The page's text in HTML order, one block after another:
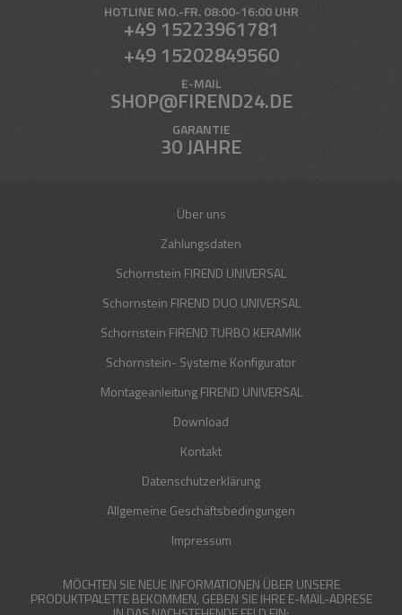
HOTLINE MO.-FR. 08:00-16:00 UHR
+49 15223961781
+49 15202849560
E-MAIL
SHOP@FIREND24.DE
GARANTIE
30 JAHRE
Über uns
Zahlungsdaten
Schornstein FIREND UNIVERSAL
Schornstein FIREND DUO UNIVERSAL
Schornstein FIREND TURBO KERAMIK
Schornstein- Systeme Konfigurator
Montageanleitung FIREND UNIVERSAL
Download
Kontakt
Datenschutzerklärung
Allgemeine Geschäftsbedingungen
Impressum
MÖCHTEN SIE NEUE INFORMATIONEN ÜBER UNSERE
PRODUKTPALETTE BEKOMMEN, GEBEN SIE IHRE E-MAIL-ADRESE